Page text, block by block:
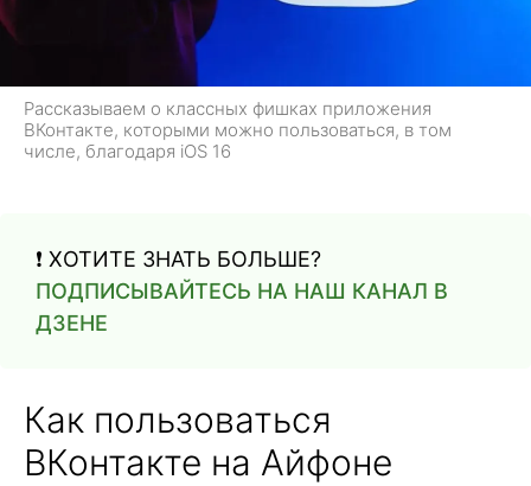
Рассказываем о классных фишках приложения
ВКонтакте, которыми можно пользоваться, в том
числе, благодаря iOS 16
❗ ХОТИТЕ ЗНАТЬ БОЛЬШЕ?
ПОДПИСЫВАЙТЕСЬ НА НАШ КАНАЛ В
ДЗЕНЕ
Как пользоваться
ВКонтакте на Айфоне